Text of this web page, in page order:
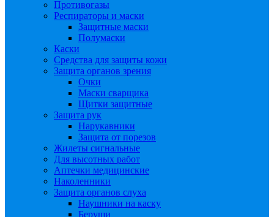
Противогазы
Респираторы и маски
Защитные маски
Полумаски
Каски
Средства для защиты кожи
Защита органов зрения
Очки
Маски сварщика
Щитки защитные
Защита рук
Нарукавники
Защита от порезов
Жилеты сигнальные
Для высотных работ
Аптечки медицинские
Наколенники
Защита органов слуха
Наушники на каску
Беруши